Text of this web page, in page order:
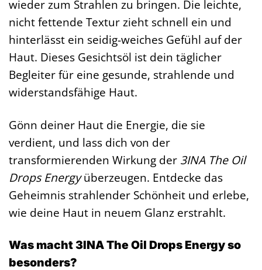
wieder zum Strahlen zu bringen. Die leichte,
nicht fettende Textur zieht schnell ein und
hinterlässt ein seidig-weiches Gefühl auf der
Haut. Dieses Gesichtsöl ist dein täglicher
Begleiter für eine gesunde, strahlende und
widerstandsfähige Haut.
Gönn deiner Haut die Energie, die sie
verdient, und lass dich von der
transformierenden Wirkung der 3INA The Oil
Drops Energyüberzeugen. Entdecke das
Geheimnis strahlender Schönheit und erlebe,
wie deine Haut in neuem Glanz erstrahlt.
Was macht 3INA The Oil Drops Energy so
besonders?